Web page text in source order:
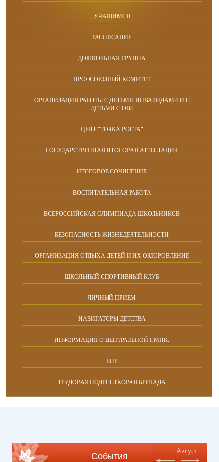
УЧАЩИМСЯ
РАСПИСАНИЕ
ДОШКОЛЬНАЯ ГРУППА
ПРОФСОЮЗНЫЙ КОМИТЕТ
ОРГАНИЗАЦИЯ РАБОТЫ С ДЕТЬМИ-ИНВАЛИДАМИ И С
ДЕТЬМИ С ОВЗ
ЦЕНТ "ТОЧКА РОСТА"
ГОСУДАРСТВЕННАЯ ИТОГОВАЯ АТТЕСТАЦИЯ
ИТОГОВОЕ СОЧИНЕНИЕ
ВОСПИТАТЕЛЬНАЯ РАБОТА
ВСЕРОССИЙСКАЯ ОЛИМПИАДА ШКОЛЬНИКОВ
БЕЗОПАСНОСТЬ ЖИЗНЕДЕЯТЕЛЬНОСТИ
ОРГАНИЗАЦИЯ ОТДЫХА ДЕТЕЙ И ИХ ОЗДОРОВЛЕНИЕ
ШКОЛЬНЫЙ СПОРТИВНЫЙ КЛУБ
ЛИЧНЫЙ ПРИЕМ
НАВИГАТОРЫ ДЕТСТВА
ИНФОРМАЦИЯ О ЦЕНТРАЛЬНОЙ ПМПК.
ВПР
ТРУДОВАЯ ПОДРОСТКОВАЯ БРИГАДА
События
Август